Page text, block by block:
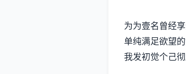
为为壹名曾经
单纯满足欲望
我发初觉个己彻